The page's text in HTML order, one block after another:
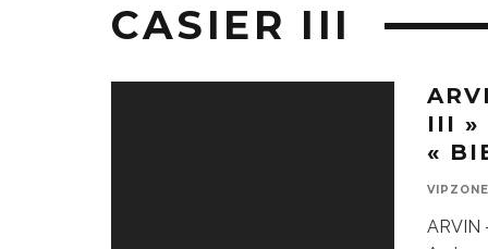
CASIER III
III »
«
VIPZONE
ARVIN